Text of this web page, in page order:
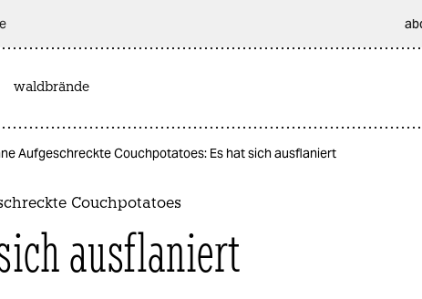
waldbrände
Aufgeschreckte Couchpotatoes: Es hat sich ausflaniert
Couchpotatoes
ausflaniert